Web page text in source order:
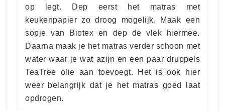
op legt. Dep eerst het matras met
keukenpapier zo droog mogelijk. Maak een
sopje van Biotex en dep de vlek hiermee.
Daarna maak je het matras verder schoon met
water waar je wat azijn en een paar druppels
TeaTree olie aan toevoegt. Het is ook hier
weer belangrijk dat je het matras goed laat
opdrogen.